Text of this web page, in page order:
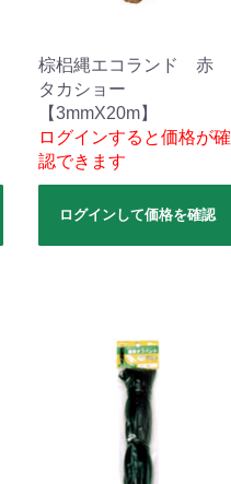
棕梠縄エコランド 赤
タカショー
【3mmX20m】
ログインすると価格が確
認できます
ログインして価格を確認